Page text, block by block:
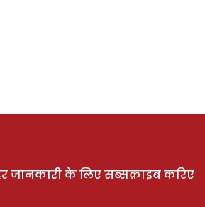
जानकारी के लिए सब्सक्राइब करिए